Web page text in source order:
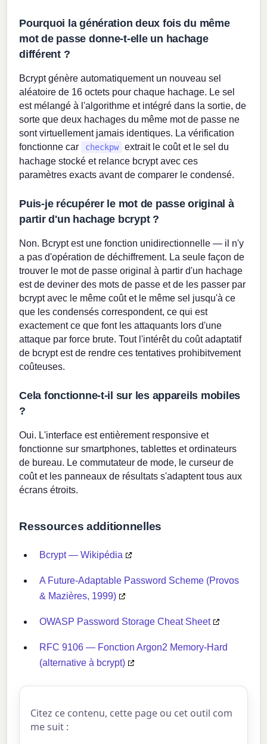
Pourquoi la génération deux fois du même
mot de passe donne-t-elle un hachage
différent ?
Bcrypt génère automatiquement un nouveau sel
aléatoire de 16 octets pour chaque hachage. Le sel
est mélangé à l'algorithme et intégré dans la sortie, de
sorte que deux hachages du même mot de passe ne
sont virtuellement jamais identiques. La vérification
fonctionne car
checkpw
extrait le coût et le sel du
hachage stocké et relance bcrypt avec ces
paramètres exacts avant de comparer le condensé.
Puis-je récupérer le mot de passe original à
partir d'un hachage bcrypt ?
Non. Bcrypt est une fonction unidirectionnelle — il n'y
a pas d'opération de déchiffrement. La seule façon de
trouver le mot de passe original à partir d'un hachage
est de deviner des mots de passe et de les passer par
bcrypt avec le même coût et le même sel jusqu'à ce
que les condensés correspondent, ce qui est
exactement ce que font les attaquants lors d'une
attaque par force brute. Tout l'intérêt du coût adaptatif
de bcrypt est de rendre ces tentatives prohibitvement
coûteuses.
Cela fonctionne-t-il sur les appareils mobiles
?
Oui. L'interface est entièrement responsive et
fonctionne sur smartphones, tablettes et ordinateurs
de bureau. Le commutateur de mode, le curseur de
coût et les panneaux de résultats s'adaptent tous aux
écrans étroits.
Ressources additionnelles
Bcrypt — Wikipédia
A Future-Adaptable Password Scheme (Provos
& Mazières, 1999)
OWASP Password Storage Cheat Sheet
RFC 9106 — Fonction Argon2 Memory-Hard
(alternative à bcrypt)
Citez ce contenu, cette page ou cet outil com
me suit :